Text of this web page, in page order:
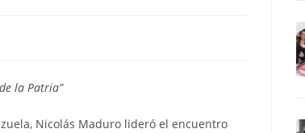
la Patria”
Nicolás Maduro lideró el encuentro